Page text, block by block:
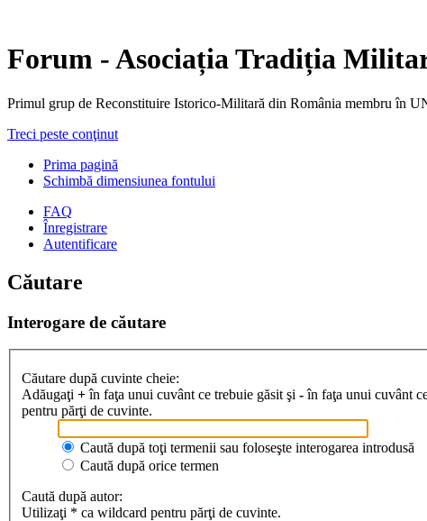
Forum - Asociația Tradiția
Primul grup de Reconstituire Istorico-Militară din România membru
Treci peste conţinut
Prima pagină
Schimbă dimensiunea fontului
FAQ
Înregistrare
Autentificare
Căutare
Interogare de căutare
Căutare după cuvinte cheie:
Adăugaţi +în faţa unui cuvânt ce trebuie găsit şi -în faţa unui cuvânt
pentru părţi de cuvinte.
Caută după toţi termenii sau foloseşte interogarea introdusă
Caută după orice termen
Caută după autor:
Utilizaţi * ca wildcard pentru părţi de cuvinte.